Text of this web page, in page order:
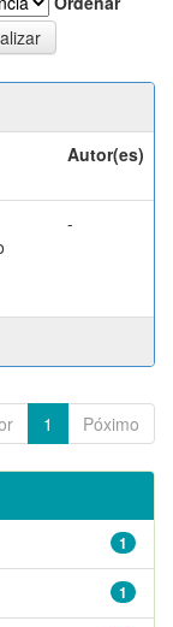
Autor(es)
-
1 Póximo
1
1